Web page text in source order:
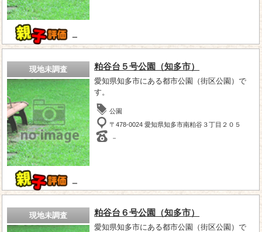
－
現地未調査
－
粕谷台５号公園（知多市）
愛知県知多市にある都市公園（街区公園）で
す。
公園
〒478-0024 愛知県知多市南粕谷３丁目２０５
－
現地未調査 粕谷台６号公園（知多市）
愛知県知多市にある都市公園（街区公園）で